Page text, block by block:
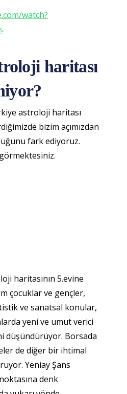
watch?
haritası
astroloji haritası
bizim açımızdan
fark ediyoruz.
haritasının 5.evine
çocuklar ve gençler,
ve sanatsal konular,
yeni ve umut verici
düşündürüyor. Borsada
de diğer bir ihtimal
Yeniay Şans
denk